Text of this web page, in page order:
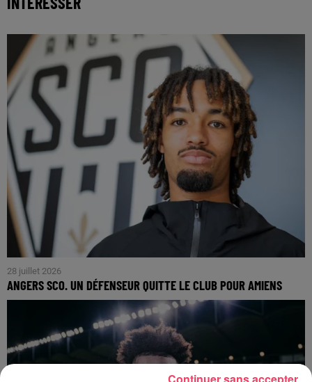
28 juillet 2026
ANGERS SCO. UN DÉFENSEUR QUITTE LE CLUB POUR AMIENS